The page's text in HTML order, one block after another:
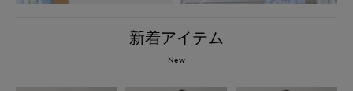
新着アイテム
New